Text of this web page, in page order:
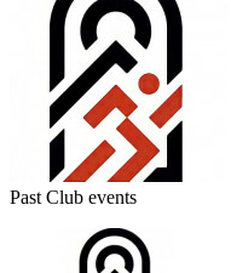
Past Club events